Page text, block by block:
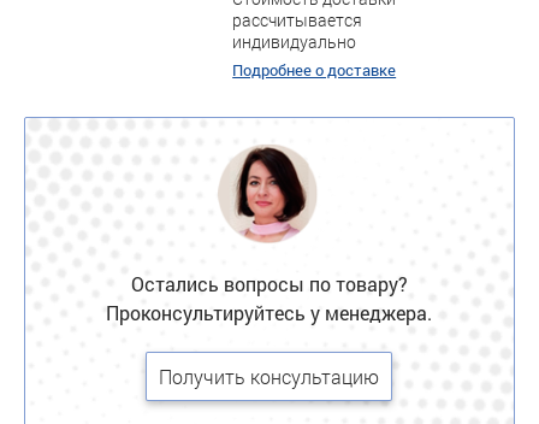
рассчитывается
индивидуально
Подробнее о доставке
Остались вопросы по товару?
Проконсультируйтесь у менеджера.
Получить консультацию